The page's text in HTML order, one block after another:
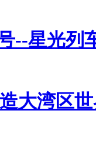
--星光列
大湾区